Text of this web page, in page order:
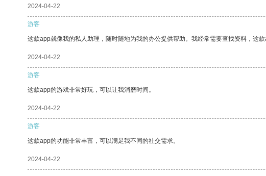
2024-04-22
游客
这款app就像我的私人助理，随时随地为我的办公提供帮助。我经常需要查找资料，这
2024-04-22
游客
这款app的游戏非常好玩，可以让我消磨时间。
2024-04-22
游客
这款app的功能非常丰富，可以满足我不同的社交需求。
2024-04-22